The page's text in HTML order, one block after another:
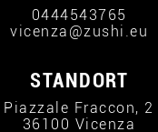
0444543765
vicenza@zushi.eu
STANDORT
Piazzale Fraccon, 2
36100 Vicenza